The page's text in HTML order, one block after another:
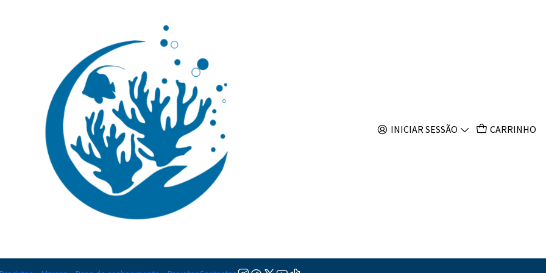
INICIAR SESSÃO CARRINHO
Acanthurus Japonicus
TAMANHO
Adicionar à lista de favoritos
Mostrar stock das localizações
Nível de Cuidados:Intermédio